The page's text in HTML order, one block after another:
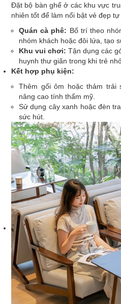
Đặt bộ bàn ghế ở các khu vực
nhiên tốt để làm nổi bật vẻ đẹp
Quán cà phê: Bố trí theo
nhóm khách hoặc đôi lứa, tạo
Khu vui chơi: Tận dụng các
huynh thư giãn trong khi trẻ
Kết hợp phụ kiện:
Thêm gối ôm hoặc thảm trải
nâng cao tính thẩm mỹ.
Sử dụng cây xanh hoặc đèn
sức hút.